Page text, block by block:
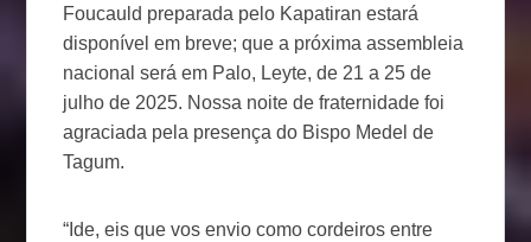
Foucauld preparada pelo Kapatiran estará
disponível em breve; que a próxima assembleia
nacional será em Palo, Leyte, de 21 a 25 de
julho de 2025. Nossa noite de fraternidade foi
agraciada pela presença do Bispo Medel de
Tagum.
“Ide, eis que vos envio como cordeiros entre